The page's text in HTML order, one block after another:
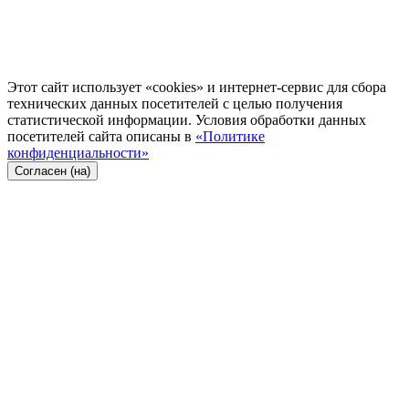
Этот сайт использует «cookies» и интернет-сервис для сбора
технических данных посетителей с целью получения
статистической информации. Условия обработки данных
посетителей сайта описаны в «Политике
конфиденциальности»
Согласен (на)